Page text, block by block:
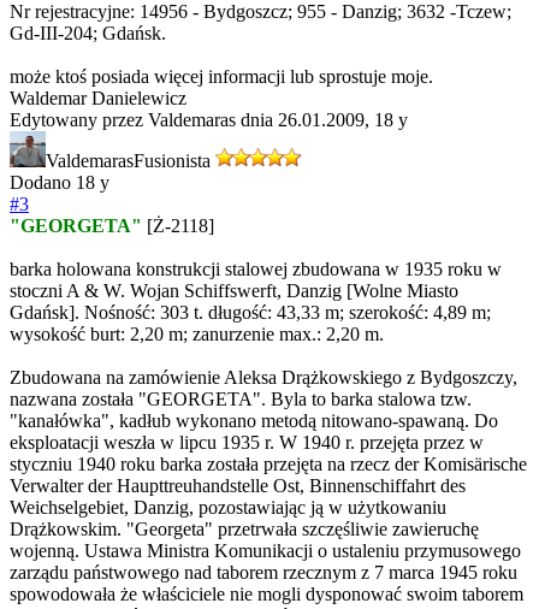
Nr rejestracyjne: 14956 - Bydgoszcz; 955 - Danzig; 3632 -Tczew;
Gd-III-204; Gdańsk.
może ktoś posiada więcej informacji lub sprostuje moje.
Waldemar Danielewicz
Edytowany przez Valdemaras dnia 26.01.2009, 18 y
ValdemarasFusionista
Dodano 18 y
#3
"GEORGETA" [Ż-2118]
barka holowana konstrukcji stalowej zbudowana w 1935 roku w
stoczni A & W. Wojan Schiffswerft, Danzig [Wolne Miasto
Gdańsk]. Nośność: 303 t. długość: 43,33 m; szerokość: 4,89 m;
wysokość burt: 2,20 m; zanurzenie max.: 2,20 m.
Zbudowana na zamówienie Aleksa Drążkowskiego z Bydgoszczy,
nazwana została "GEORGETA". Byla to barka stalowa tzw.
"kanałówka", kadłub wykonano metodą nitowano-spawaną. Do
eksploatacji weszła w lipcu 1935 r. W 1940 r. przejęta przez w
styczniu 1940 roku barka została przejęta na rzecz der Komisärische
Verwalter der Haupttreuhandstelle Ost, Binnenschiffahrt des
Weichselgebiet, Danzig, pozostawiając ją w użytkowaniu
Drążkowskim. "Georgeta" przetrwała szczęśliwie zawieruchę
wojenną. Ustawa Ministra Komunikacji o ustaleniu przymusowego
zarządu państwowego nad taborem rzecznym z 7 marca 1945 roku
spowodowała że właściciele nie mogli dysponować swoim taborem